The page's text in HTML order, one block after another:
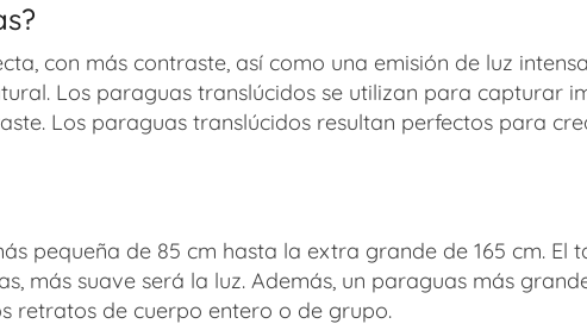
con más contraste, así como una emisión de luz
Los paraguas translúcidos se utilizan para capturar
Los paraguas translúcidos resultan perfectos para
pequeña de 85 cm hasta la extra grande de 165 cm.
más suave será la luz. Además, un paraguas más
retratos de cuerpo entero o de grupo.